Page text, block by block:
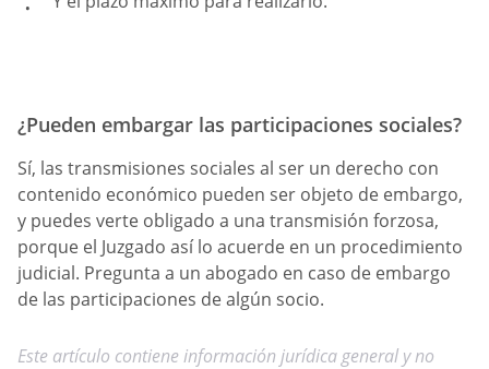
¿Pueden embargar las participaciones sociales?
Sí, las transmisiones sociales al ser un derecho con
contenido económico pueden ser objeto de embargo,
y puedes verte obligado a una transmisión forzosa,
porque el Juzgado así lo acuerde en un procedimiento
judicial. Pregunta a un abogado en caso de embargo
de las participaciones de algún socio.
Este artículo contiene información jurídica general y no